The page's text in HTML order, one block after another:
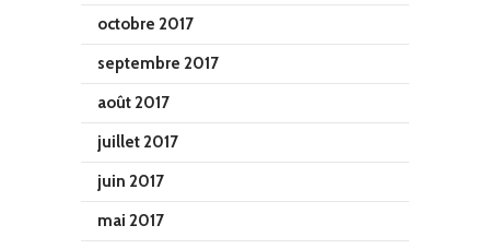
octobre 2017
septembre 2017
août 2017
juillet 2017
juin 2017
mai 2017